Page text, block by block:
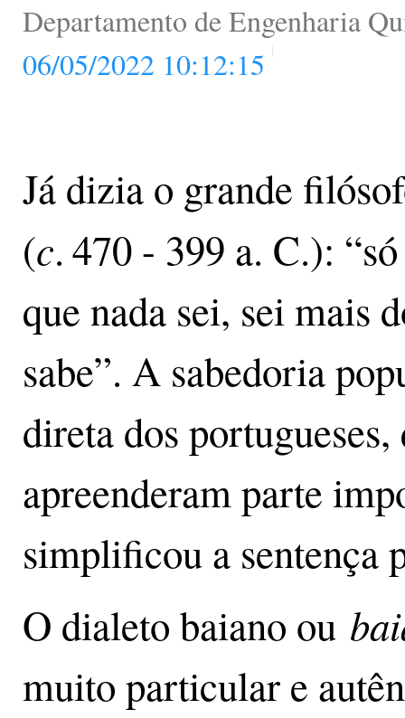
Departamento de Engenharia
06/05/2022 10:12:15
Já dizia o grande
(c. 470 - 399 a. C.):
que nada sei, sei mais
sabe”. A sabedoria
direta dos
apreenderam parte
simplificou a sentença
O dialeto baiano ou
muito particular e